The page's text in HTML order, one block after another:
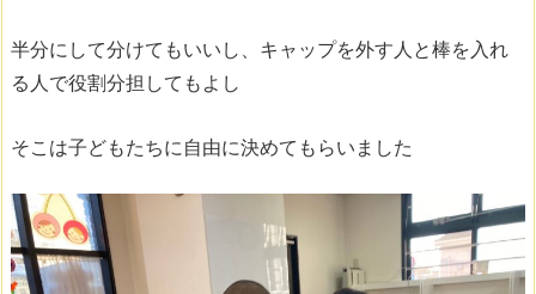
半分にして分けてもいいし、キャップを外す人と棒を入れ
る人で役割分担してもよし
そこは子どもたちに自由に決めてもらいました